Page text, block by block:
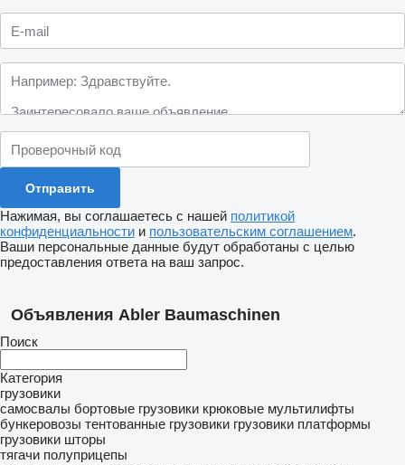
Нажимая, вы соглашаетесь с нашей политикой
конфиденциальности и пользовательским соглашением.
Ваши персональные данные будут обработаны с целью
предоставления ответа на ваш запрос.
Объявления Abler Baumaschinen
Поиск
Категория
грузовики
самосвалы бортовые грузовики крюковые мультилифты
бункеровозы тентованные грузовики грузовики платформы
грузовики шторы
тягачи полуприцепы